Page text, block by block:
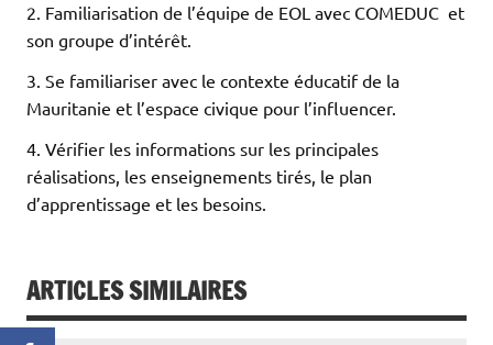
2. Familiarisation de l’équipe de EOL avec COMEDUC et
son groupe d’intérêt.
3. Se familiariser avec le contexte éducatif de la
Mauritanie et l’espace civique pour l’influencer.
4. Vérifier les informations sur les principales
réalisations, les enseignements tirés, le plan
d’apprentissage et les besoins.
ARTICLES SIMILAIRES